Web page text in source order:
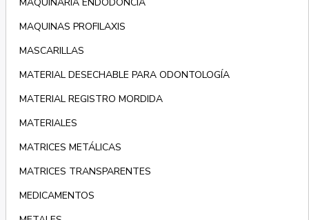
MAQUINAS PROFILAXIS
MASCARILLAS
MATERIAL DESECHABLE PARA ODONTOLOGÍA
MATERIAL REGISTRO MORDIDA
MATERIALES
MATRICES METÁLICAS
MATRICES TRANSPARENTES
MEDICAMENTOS